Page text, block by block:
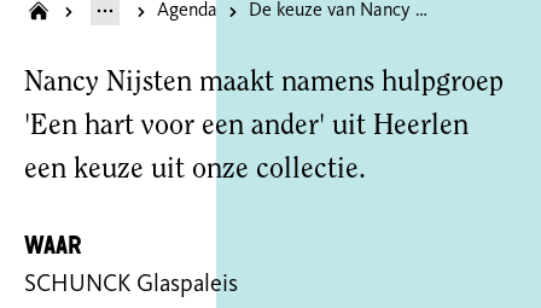
Agenda De keuze van Nancy Nijsten
Nancy Nijsten maakt namens hulpgroep
'Een hart voor een ander' uit Heerlen
een keuze uit onze collectie.
Waar
SCHUNCK Glaspaleis